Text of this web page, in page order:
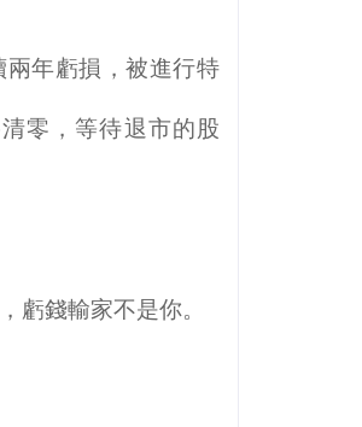
年虧損，被進行特
零，等待退市的股
虧錢輸家不是你。